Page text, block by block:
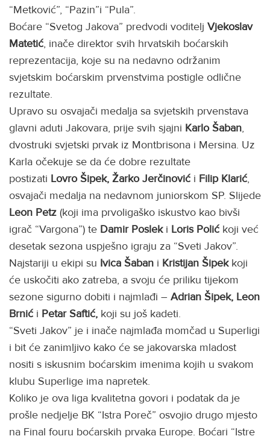
“Metković”, “Pazin”i “Pula”.
Boćare “Svetog Jakova” predvodi voditelj Vjekoslav
Matetić, inače direktor svih hrvatskih boćarskih
reprezentacija, koje su na nedavno održanim
svjetskim boćarskim prvenstvima postigle odlične
rezultate.
Upravo su osvajači medalja sa svjetskih prvenstava
glavni aduti Jakovara, prije svih sjajni Karlo Šaban,
dvostruki svjetski prvak iz Montbrisona i Mersina. Uz
Karla očekuje se da će dobre rezultate
postizati Lovro Šipek, Žarko Jerčinovići Filip Klarić,
osvajači medalja na nedavnom juniorskom SP. Slijede
Leon Petz (koji ima prvoligaško iskustvo kao bivši
igrač “Vargona”) te Damir Posleki Loris Polićkoji već
desetak sezona uspješno igraju za “Sveti Jakov”.
Najstariji u ekipi su Ivica Šaban i Kristijan Šipekkoji
će uskočiti ako zatreba, a svoju će priliku tijekom
sezone sigurno dobiti i najmlađi – Adrian Šipek, Leon
Brnići Petar Saftić, koji su još kadeti.
“Sveti Jakov” je i inače najmlađa momčad u Superligi
i bit će zanimljivo kako će se jakovarska mladost
nositi s iskusnim boćarskim imenima kojih u svakom
klubu Superlige ima napretek.
Koliko je ova liga kvalitetna govori i podatak da je
prošle nedjelje BK “Istra Poreč” osvojio drugo mjesto
na Final fouru boćarskih prvaka Europe. Boćari “Istre